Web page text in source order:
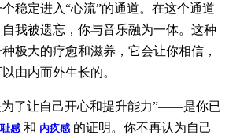
稳定进入“心流”的通道。在这个通道
我被遗忘，你与音乐融为一体。这种
极大的疗愈和滋养，它会让你相信，
由内而外生长的。
了让自己开心和提升能力”——是你已
感 和 内疚感 的证明。你不再认为自己